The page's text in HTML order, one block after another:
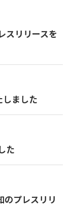
スリリースを
ました
た
プレスリリ